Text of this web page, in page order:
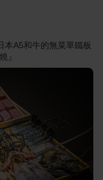
本A5和牛的無菜單鐵板
』